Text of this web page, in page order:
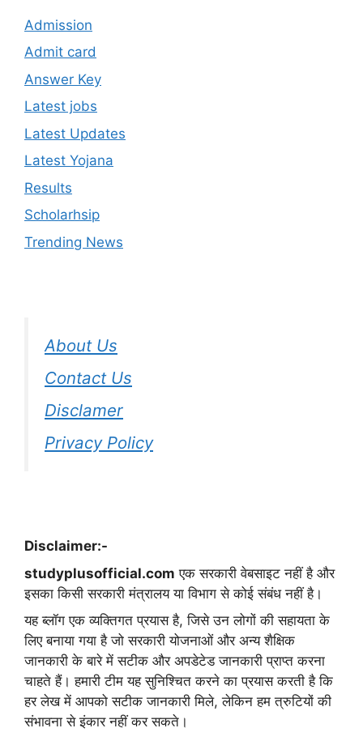
Admission
Admit card
Answer Key
Latest jobs
Latest Updates
Latest Yojana
Results
Scholarhsip
Trending News
About Us
Contact Us
Disclamer
Privacy Policy
Disclaimer:-
studyplusofficial.com एक सरकारी वेबसाइट नहीं है और
इसका किसी सरकारी मंत्रालय या विभाग से कोई संबंध नहीं है।
यह ब्लॉग एक व्यक्तिगत प्रयास है, जिसे उन लोगों की सहायता के
लिए बनाया गया है जो सरकारी योजनाओं और अन्य शैक्षिक
जानकारी के बारे में सटीक और अपडेटेड जानकारी प्राप्त करना
चाहते हैं। हमारी टीम यह सुनिश्चित करने का प्रयास करती है कि
हर लेख में आपको सटीक जानकारी मिले, लेकिन हम त्रुटियों की
संभावना से इंकार नहीं कर सकते।